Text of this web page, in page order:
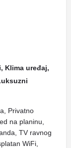
Klima uređaj,
Privatno
na planinu,
TV ravnog
WiFi,